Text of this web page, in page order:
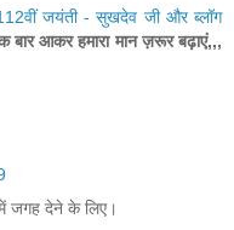
जयंती - सुखदेव जी और ब्लॉग
बार आकर हमारा मान ज़रूर बढ़ाएं,,,
जगह देने के लिए।